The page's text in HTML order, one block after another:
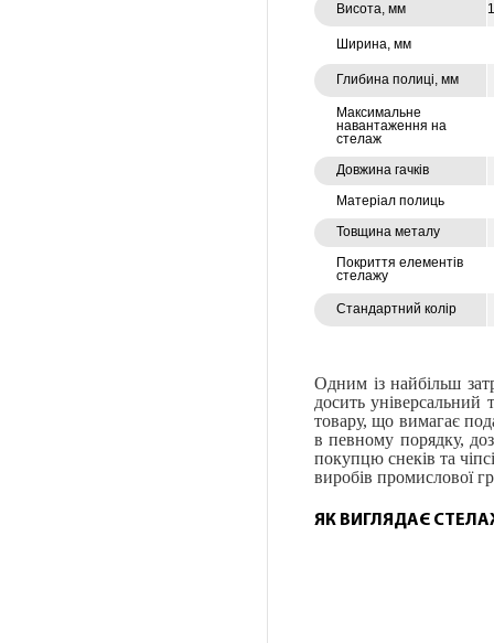
Висота, мм
Ширина, мм
Глибина полиці, мм
Максимальне
навантаження на
стелаж
Довжина гачків
Матеріал полиць
Товщина металу
Покриття елементів
стелажу
Стандартний колір
Одним із найбільш
досить універсальний
товару, що вимагає
в певному порядку,
покупцю снеків та
виробів промислової
ЯК ВИГЛЯДАЄ